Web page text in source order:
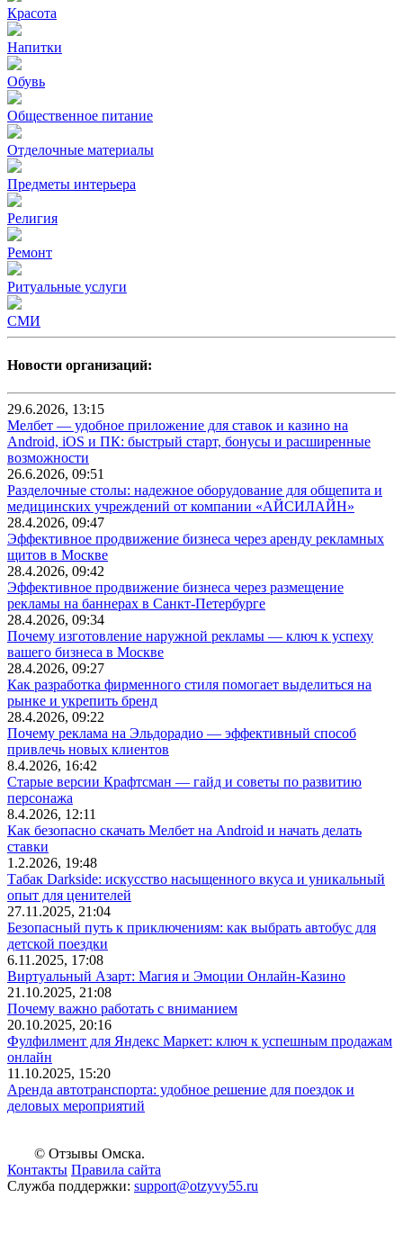
Красота
Напитки
Обувь
Общественное питание
Отделочные материалы
Предметы интерьера
Религия
Ремонт
Ритуальные услуги
СМИ
Новости организаций:
29.6.2026, 13:15
Мелбет — удобное приложение для ставок и казино на
Android, iOS и ПК: быстрый старт, бонусы и расширенные
возможности
26.6.2026, 09:51
Разделочные столы: надежное оборудование для общепита и
медицинских учреждений от компании «АЙСИЛАЙН»
28.4.2026, 09:47
Эффективное продвижение бизнеса через аренду рекламных
щитов в Москве
28.4.2026, 09:42
Эффективное продвижение бизнеса через размещение
рекламы на баннерах в Санкт-Петербурге
28.4.2026, 09:34
Почему изготовление наружной рекламы — ключ к успеху
вашего бизнеса в Москве
28.4.2026, 09:27
Как разработка фирменного стиля помогает выделиться на
рынке и укрепить бренд
28.4.2026, 09:22
Почему реклама на Эльдорадио — эффективный способ
привлечь новых клиентов
8.4.2026, 16:42
Старые версии Крафтсман — гайд и советы по развитию
персонажа
8.4.2026, 12:11
Как безопасно скачать Мелбет на Android и начать делать
ставки
1.2.2026, 19:48
Табак Darkside: искусство насыщенного вкуса и уникальный
опыт для ценителей
27.11.2025, 21:04
Безопасный путь к приключениям: как выбрать автобус для
детской поездки
6.11.2025, 17:08
Виртуальный Азарт: Магия и Эмоции Онлайн-Казино
21.10.2025, 21:08
Почему важно работать с вниманием
20.10.2025, 20:16
Фулфилмент для Яндекс Маркет: ключ к успешным продажам
онлайн
11.10.2025, 15:20
Аренда автотранспорта: удобное решение для поездок и
деловых мероприятий
© Отзывы Омска.
Контакты Правила сайта
Служба поддержки: support@otzyvy55.ru